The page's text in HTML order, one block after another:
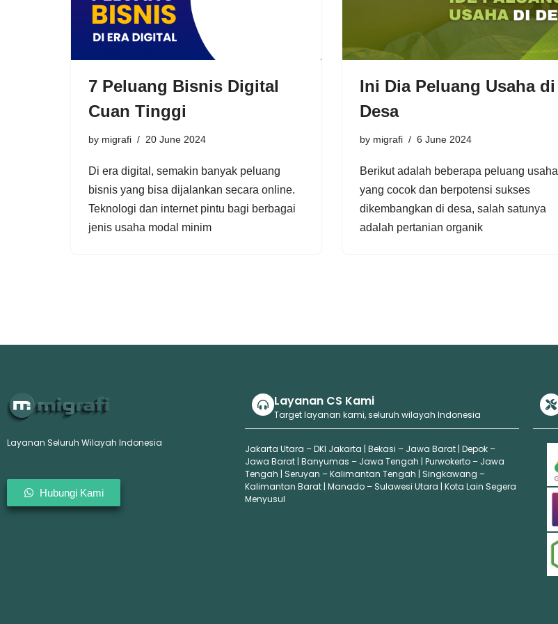
7 Peluang Bisnis Digital
Cuan Tinggi
by migrafi 20 June 2024
Di era digital, semakin banyak peluang
bisnis yang bisa dijalankan secara online.
Teknologi dan internet pintu bagi berbagai
jenis usaha modal minim
Ini Dia Peluang Usaha di
Desa
by migrafi 6 June 2024
Berikut adalah beberapa peluang usaha
yang cocok dan berpotensi sukses
dikembangkan di desa, salah satunya
adalah pertanian organik
Layanan Seluruh Wilayah Indonesia
Hubungi Kami
Layanan CS Kami
Target layanan kami, seluruh wilayah Indonesia
Jakarta Utara – DKI Jakarta | Bekasi – Jawa Barat | Depok –
Jawa Barat | Banyumas – Jawa Tengah | Purwokerto – Jawa
Tengah | Seruyan – Kalimantan Tengah | Singkawang –
Kalimantan Barat | Manado – Sulawesi Utara | Kota Lain Segera
Menyusul